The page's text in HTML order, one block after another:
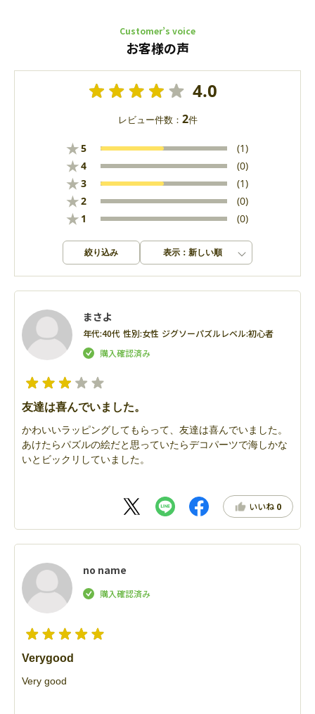
Customer’s voice
お客様の声
4.0
レビュー件数： 2件
★5 (1)
★4 (0)
★3 (1)
★2 (0)
★ 1 (0)
絞り込み 表示：新しい順
まさよ
年代:40代 性別:女性 ジグソーパズルレベル:初心者
友達は喜んでいました。
かわいいラッピングしてもらって、友達は喜んでいました。
あけたらパズルの絵だと思っていたらデコパーツで海しかな
いとビックリしていました。
いいね 0
no name
Verygood
Very good